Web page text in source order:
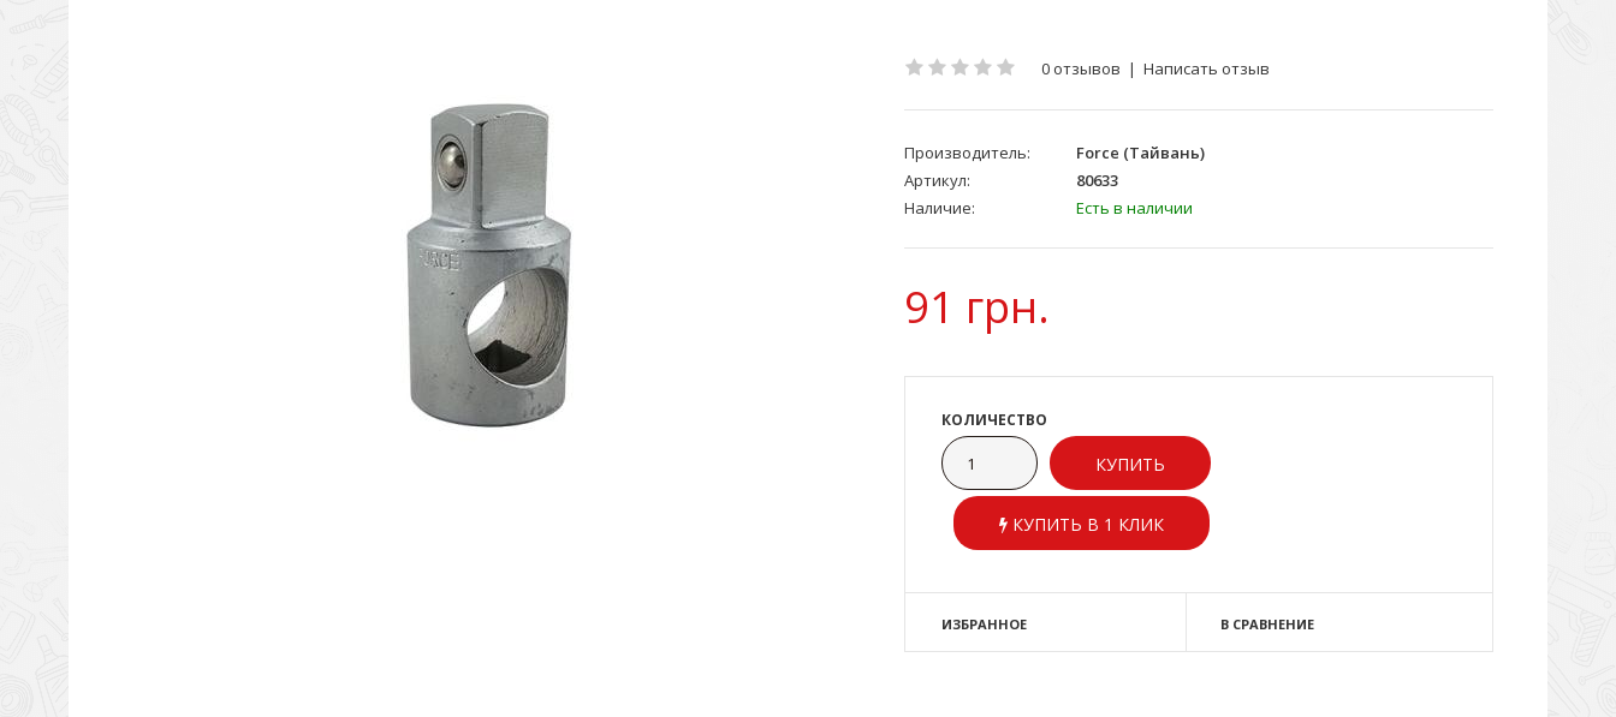
0 отзывов | Написать отзыв
Производитель:
Force (Тайвань)
Артикул:
80633
Наличие:
Есть в наличии
91 грн.
КОЛИЧЕСТВО
КУПИТЬ В 1 КЛИК
ИЗБРАННОЕ В СРАВНЕНИЕ